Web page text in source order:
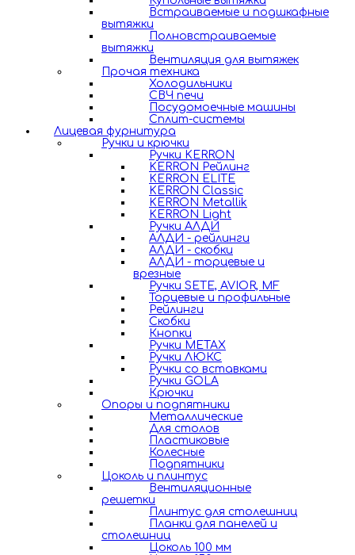
Встраиваемые и подшкафные
вытяжки
Полновстраиваемые
вытяжки
Вентиляция для вытяжек
Прочая техника
Холодильники
СВЧ печи
Посудомоечные машины
Сплит-системы
Лицевая фурнитура
Ручки и крючки
Ручки KERRON
KERRON Рейлинг
KERRON ELITE
KERRON Classic
KERRON Metallik
KERRON Light
Ручки АЛДИ
АЛДИ - рейлинги
АЛДИ - скобки
АЛДИ - торцевые и
врезные
Ручки SETE, AVIOR, MF
Торцевые и профильные
Рейлинги
Скобки
Кнопки
Ручки METAX
Ручки ЛЮКС
Ручки со вставками
Ручки GOLA
Крючки
Опоры и подпятники
Металлические
Для столов
Пластиковые
Колесные
Подпятники
Цоколь и плинтус
Вентиляционные
решетки
Плинтус для столешниц
Планки для панелей и
столешниц
Цоколь 100 мм